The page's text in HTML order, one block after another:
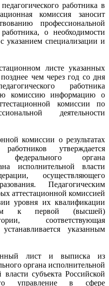
работника в
комиссия заносит
профессиональной
работника, о необходимости
специализации и
листе указанных
чем через год со дня
работника
комиссию информацию о
комиссии по
деятельности
комиссии о результатах
утверждается
федерального органа
исполнительной власти
осуществляющего
Педагогическим
аттестационной комиссией
уровня их квалификации
к первой (высшей)
соответствующая
указанным
лист и выписка из
органа исполнительной
субъекта Российской
управление в сфере